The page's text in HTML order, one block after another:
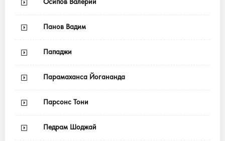
Панов Вадим
Пападжи
Парамаханса Йогананда
Парсонс Тони
Педрам Шоджай